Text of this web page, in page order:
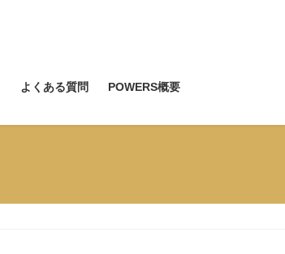
よくある質問 POWERS概要